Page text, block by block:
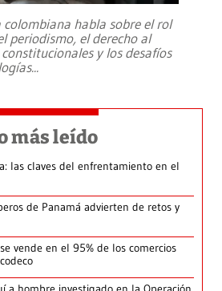
colombiana habla sobre el rol
periodismo, el derecho al
y los desafíos
...
más leído
las claves del enfrentamiento en el
de Panamá advierten de retos y
vende en el 95% de los comercios